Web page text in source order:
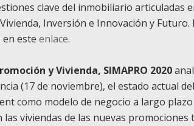
clave del inmobiliario articuladas
, Inversión e Innovación y Futuro.
este enlace.
y Vivienda, SIMAPRO 2020
(17 de noviembre), el estado actual
como modelo de negocio a largo
viviendas de las nuevas promociones